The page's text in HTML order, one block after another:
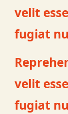
velit
fugiat
velit
fugiat